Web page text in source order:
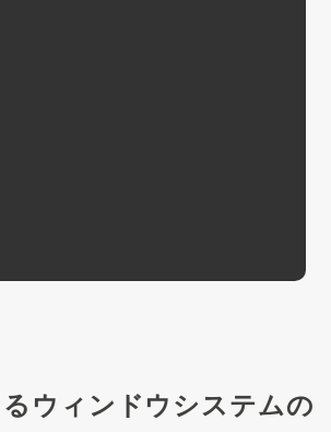
ウィンドウシステムの